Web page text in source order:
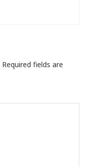
Required fields are